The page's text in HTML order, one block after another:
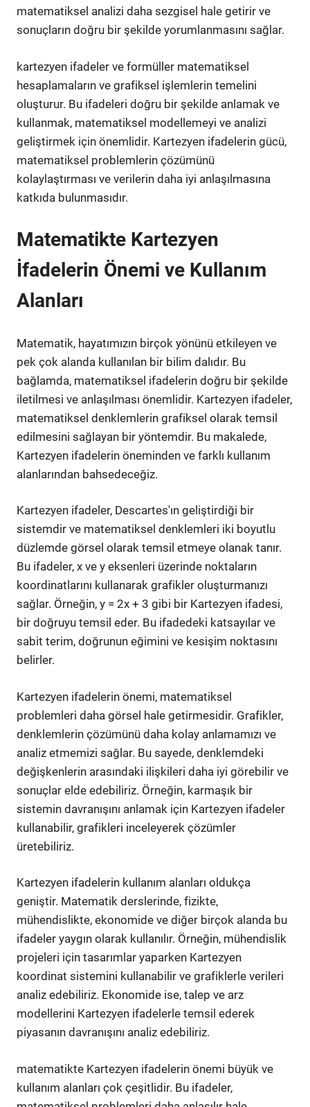
matematiksel analizi daha sezgisel hale getirir ve
sonuçların doğru bir şekilde yorumlanmasını sağlar.
kartezyen ifadeler ve formüller matematiksel
hesaplamaların ve grafiksel işlemlerin temelini
oluşturur. Bu ifadeleri doğru bir şekilde anlamak ve
kullanmak, matematiksel modellemeyi ve analizi
geliştirmek için önemlidir. Kartezyen ifadelerin gücü,
matematiksel problemlerin çözümünü
kolaylaştırması ve verilerin daha iyi anlaşılmasına
katkıda bulunmasıdır.
Matematikte Kartezyen
İfadelerin Önemi ve Kullanım
Alanları
Matematik, hayatımızın birçok yönünü etkileyen ve
pek çok alanda kullanılan bir bilim dalıdır. Bu
bağlamda, matematiksel ifadelerin doğru bir şekilde
iletilmesi ve anlaşılması önemlidir. Kartezyen ifadeler,
matematiksel denklemlerin grafiksel olarak temsil
edilmesini sağlayan bir yöntemdir. Bu makalede,
Kartezyen ifadelerin öneminden ve farklı kullanım
alanlarından bahsedeceğiz.
Kartezyen ifadeler, Descartes'ın geliştirdiği bir
sistemdir ve matematiksel denklemleri iki boyutlu
düzlemde görsel olarak temsil etmeye olanak tanır.
Bu ifadeler, x ve y eksenleri üzerinde noktaların
koordinatlarını kullanarak grafikler oluşturmanızı
sağlar. Örneğin, y = 2x + 3 gibi bir Kartezyen ifadesi,
bir doğruyu temsil eder. Bu ifadedeki katsayılar ve
sabit terim, doğrunun eğimini ve kesişim noktasını
belirler.
Kartezyen ifadelerin önemi, matematiksel
problemleri daha görsel hale getirmesidir. Grafikler,
denklemlerin çözümünü daha kolay anlamamızı ve
analiz etmemizi sağlar. Bu sayede, denklemdeki
değişkenlerin arasındaki ilişkileri daha iyi görebilir ve
sonuçlar elde edebiliriz. Örneğin, karmaşık bir
sistemin davranışını anlamak için Kartezyen ifadeler
kullanabilir, grafikleri inceleyerek çözümler
üretebiliriz.
Kartezyen ifadelerin kullanım alanları oldukça
geniştir. Matematik derslerinde, fizikte,
mühendislikte, ekonomide ve diğer birçok alanda bu
ifadeler yaygın olarak kullanılır. Örneğin, mühendislik
projeleri için tasarımlar yaparken Kartezyen
koordinat sistemini kullanabilir ve grafiklerle verileri
analiz edebiliriz. Ekonomide ise, talep ve arz
modellerini Kartezyen ifadelerle temsil ederek
piyasanın davranışını analiz edebiliriz.
matematikte Kartezyen ifadelerin önemi büyük ve
kullanım alanları çok çeşitlidir. Bu ifadeler,